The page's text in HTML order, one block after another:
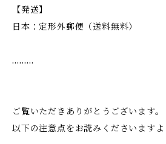
【発送】
日本：定形外郵便（送料無料）
………
ご覧いただきありがとうございます。
以下の注意点をお読みくださいますよ